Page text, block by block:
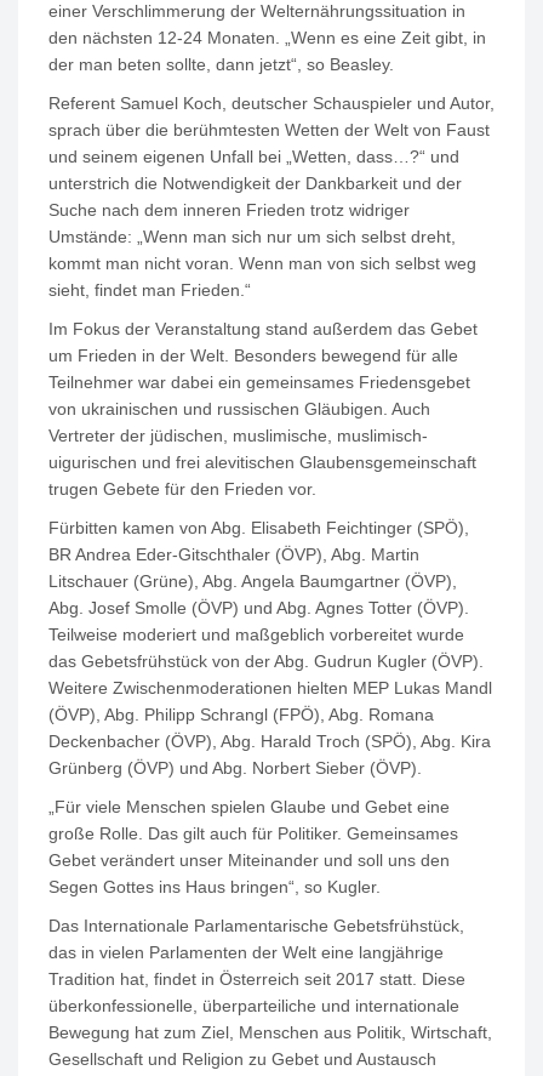
einer Verschlimmerung der Welternährungssituation in
den nächsten 12-24 Monaten. „Wenn es eine Zeit gibt, in
der man beten sollte, dann jetzt“, so Beasley.
Referent Samuel Koch, deutscher Schauspieler und Autor,
sprach über die berühmtesten Wetten der Welt von Faust
und seinem eigenen Unfall bei „Wetten, dass…?“ und
unterstrich die Notwendigkeit der Dankbarkeit und der
Suche nach dem inneren Frieden trotz widriger
Umstände: „Wenn man sich nur um sich selbst dreht,
kommt man nicht voran. Wenn man von sich selbst weg
sieht, findet man Frieden.“
Im Fokus der Veranstaltung stand außerdem das Gebet
um Frieden in der Welt. Besonders bewegend für alle
Teilnehmer war dabei ein gemeinsames Friedensgebet
von ukrainischen und russischen Gläubigen. Auch
Vertreter der jüdischen, muslimische, muslimisch-
uigurischen und frei alevitischen Glaubensgemeinschaft
trugen Gebete für den Frieden vor.
Fürbitten kamen von Abg. Elisabeth Feichtinger (SPÖ),
BR Andrea Eder-Gitschthaler (ÖVP), Abg. Martin
Litschauer (Grüne), Abg. Angela Baumgartner (ÖVP),
Abg. Josef Smolle (ÖVP) und Abg. Agnes Totter (ÖVP).
Teilweise moderiert und maßgeblich vorbereitet wurde
das Gebetsfrühstück von der Abg. Gudrun Kugler (ÖVP).
Weitere Zwischenmoderationen hielten MEP Lukas Mandl
(ÖVP), Abg. Philipp Schrangl (FPÖ), Abg. Romana
Deckenbacher (ÖVP), Abg. Harald Troch (SPÖ), Abg. Kira
Grünberg (ÖVP) und Abg. Norbert Sieber (ÖVP).
„Für viele Menschen spielen Glaube und Gebet eine
große Rolle. Das gilt auch für Politiker. Gemeinsames
Gebet verändert unser Miteinander und soll uns den
Segen Gottes ins Haus bringen“, so Kugler.
Das Internationale Parlamentarische Gebetsfrühstück,
das in vielen Parlamenten der Welt eine langjährige
Tradition hat, findet in Österreich seit 2017 statt. Diese
überkonfessionelle, überparteiliche und internationale
Bewegung hat zum Ziel, Menschen aus Politik, Wirtschaft,
Gesellschaft und Religion zu Gebet und Austausch